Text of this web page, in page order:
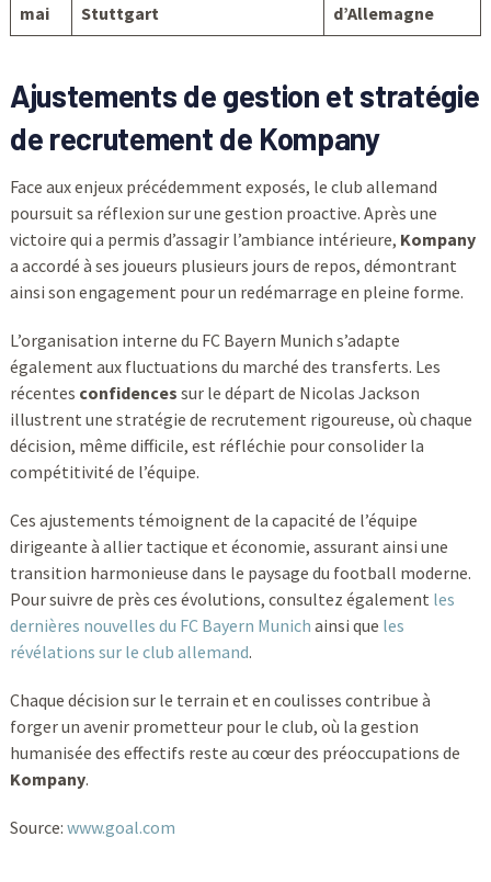
mai
Stuttgart
d’Allemagne
Ajustements de gestion et stratégie
de recrutement de Kompany
Face aux enjeux précédemment exposés, le club allemand
poursuit sa réflexion sur une gestion proactive. Après une
victoire qui a permis d’assagir l’ambiance intérieure, Kompany
a accordé à ses joueurs plusieurs jours de repos, démontrant
ainsi son engagement pour un redémarrage en pleine forme.
L’organisation interne du FC Bayern Munich s’adapte
également aux fluctuations du marché des transferts. Les
récentes confidences sur le départ de Nicolas Jackson
illustrent une stratégie de recrutement rigoureuse, où chaque
décision, même difficile, est réfléchie pour consolider la
compétitivité de l’équipe.
Ces ajustements témoignent de la capacité de l’équipe
dirigeante à allier tactique et économie, assurant ainsi une
transition harmonieuse dans le paysage du football moderne.
Pour suivre de près ces évolutions, consultez également les
dernières nouvelles du FC Bayern Munich ainsi que les
révélations sur le club allemand.
Chaque décision sur le terrain et en coulisses contribue à
forger un avenir prometteur pour le club, où la gestion
humanisée des effectifs reste au cœur des préoccupations de
Kompany.
Source: www.goal.com